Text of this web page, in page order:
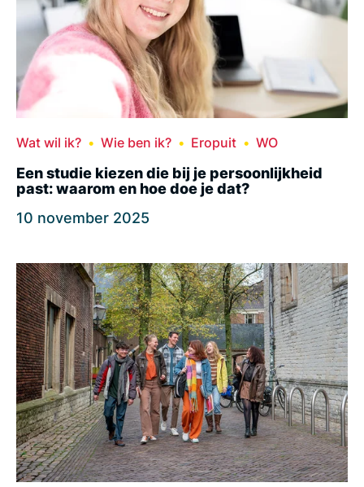
Wat wil ik? Wie ben ik? Eropuit WO
Een studie kiezen die bij je persoonlijkheid
past: waarom en hoe doe je dat?
10 november 2025